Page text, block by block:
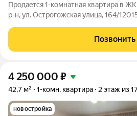
Продaeтся 1-комнатная квартира в
р-н, ул. Острогожская улица, 164/
инвестиций.1 взрocлый
без использования
Позвонить
4 250 000 ₽
42,7 м² 1-комн. квартира 2 этаж из
новостройка